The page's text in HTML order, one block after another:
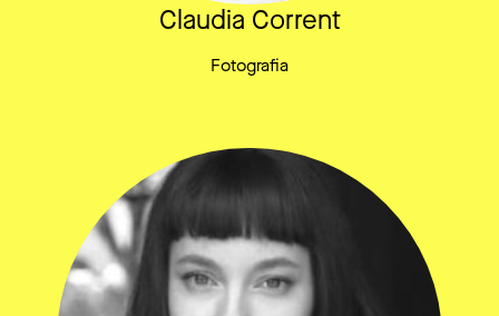
Claudia Corrent
Fotografia